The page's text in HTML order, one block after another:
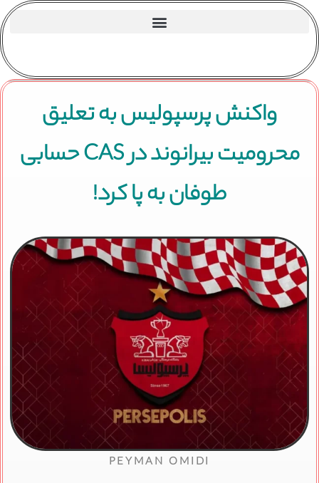
واکنش پرسپولیس به تعلیق
محرومیت بیرانوند در CAS حسابی
طوفان به پا کرد!
PEYMAN OMIDI